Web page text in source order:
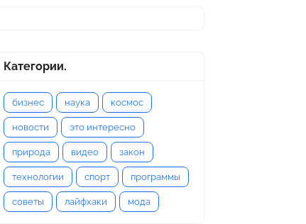
Категории.
бизнес наука космос
новости это интересно
природа видео закон
технологии спорт программы
советы лайфхаки мода